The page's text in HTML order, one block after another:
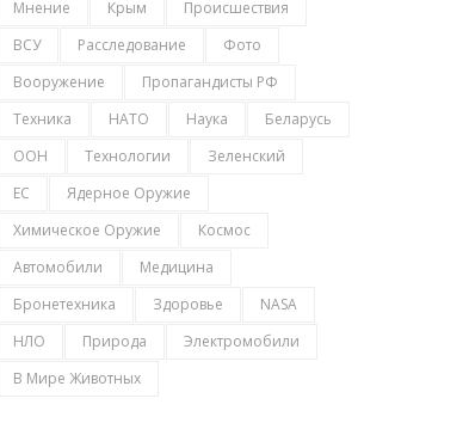
Мнение
Крым
Происшествия
ВСУ
Расследование
Фото
Вооружение
Пропагандисты РФ
Техника
НАТО Наука
Беларусь
ООН
Технологии
Зеленский
ЕС
Ядерное Оружие
Химическое Оружие
Космос
Автомобили
Медицина
Бронетехника
Здоровье
NASA
НЛО
Природа
Электромобили
В Мире Животных